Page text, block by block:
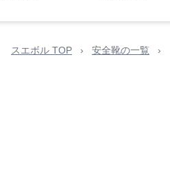
スエボル TOP › 安全靴の一覧 ›